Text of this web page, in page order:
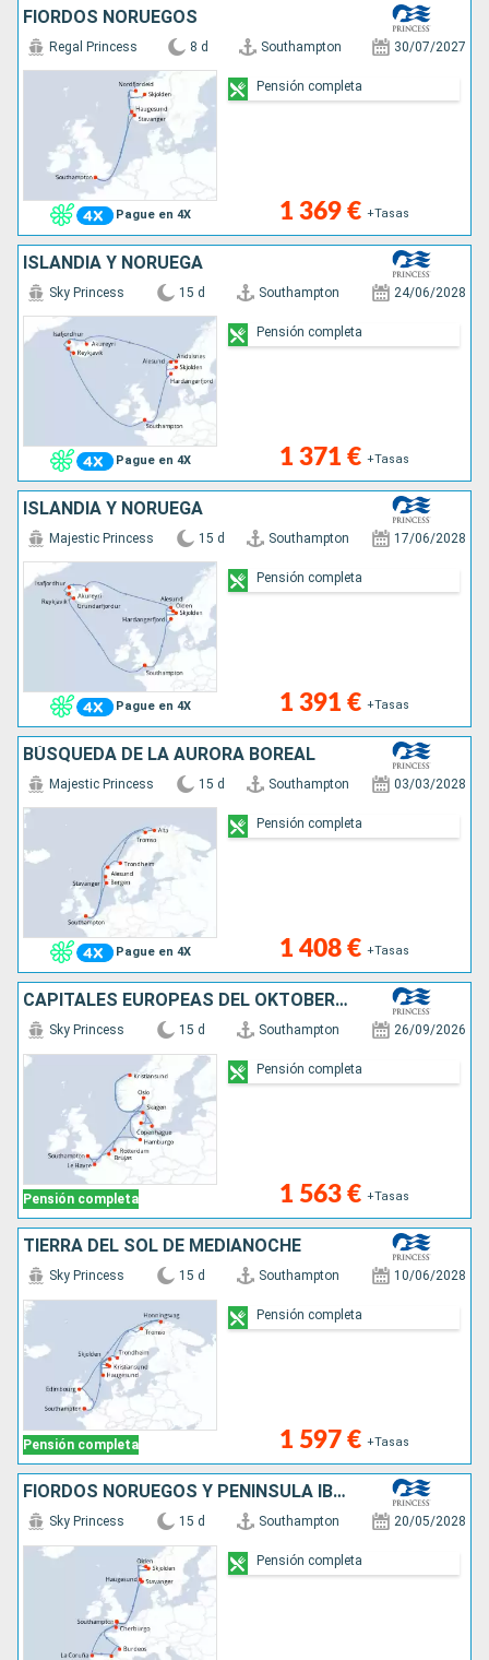
FIORDOS NORUEGOS
Pague en 4X
Regal Princess 8 d Southampton 30/07/2027
1 369 € +Tasas
Pensión completa
ISLANDIA Y NORUEGA
Pague en 4X
Sky Princess 15 d Southampton 24/06/2028
1 371 € +Tasas
Pensión completa
ISLANDIA Y NORUEGA
Pague en 4X
Majestic Princess 15 d Southampton 17/06/2028
1 391 € +Tasas
Pensión completa
BÚSQUEDA DE LA AURORA BOREAL
Pague en 4X
Majestic Princess 15 d Southampton 03/03/2028
1 408 € +Tasas
Pensión completa
CAPITALES EUROPEAS DEL OKTOBERFEST
Pensión completa
Sky Princess 15 d Southampton 26/09/2026
1 563 € +Tasas
Pensión completa
TIERRA DEL SOL DE MEDIANOCHE
Pensión completa
Sky Princess 15 d Southampton 10/06/2028
1 597 € +Tasas
Pensión completa
FIORDOS NORUEGOS Y PENÍNSULA IBÉRICA
Sky Princess 15 d Southampton 20/05/2028
Pensión completa